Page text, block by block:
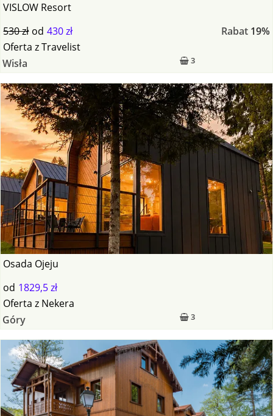
VISLOW Resort
530 zł od 430 zł Rabat 19%
3
Oferta zTravelist
Wisła
Osada Ojeju
od 1829,5 zł
3
Oferta z Nekera
Góry